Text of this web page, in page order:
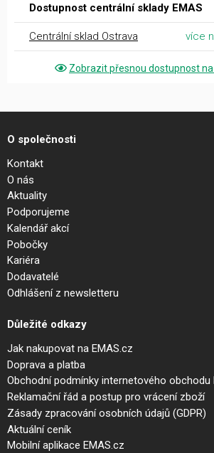
Dostupnost centrální sklady EMAS
Centrální sklad Ostrava více
Zobrazit přesnou dostupnost
O společnosti
Kontakt
O nás
Aktuality
Podporujeme
Kalendář akcí
Pobočky
Kariéra
Dodavatelé
Odhlášení z newsletteru
Důležité odkazy
Jak nakupovat na EMAS.cz
Doprava a platba
Obchodní podmínky internetového obchodu
Reklamační řád a postup pro vrácení zboží
Zásady zpracování osobních údajů (GDPR)
Aktuální ceník
Mobilní aplikace EMAS.cz